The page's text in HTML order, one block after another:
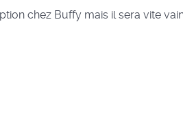
chez Buffy mais il sera vite